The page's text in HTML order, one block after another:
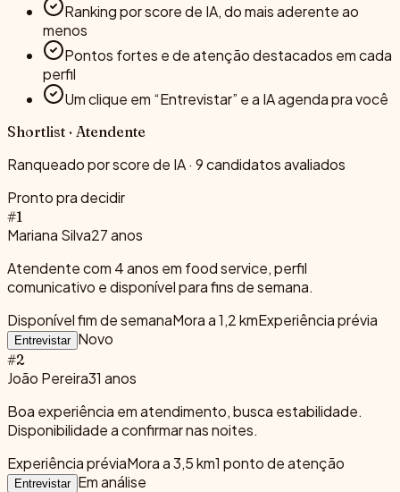
Ranking por score de IA, do mais aderente ao
menos
Pontos fortes e de atenção destacados em cada
perfil
Um clique em “Entrevistar” e a IA agenda pra você
Shortlist · Atendente
Ranqueado por score de IA · 9 candidatos avaliados
Pronto pra decidir
#1
Mariana Silva27anos
Atendente com 4 anos em food service, perfil
comunicativo e disponível para fins de semana.
Disponível fim de semanaMora a 1,2 kmExperiência prévia
Entrevistar Novo
#2
João Pereira31 anos
Boa experiência em atendimento, busca estabilidade.
Disponibilidade a confirmar nas noites.
Experiência préviaMora a 3,5 km1 pontode atenção
Entrevistar Em análise